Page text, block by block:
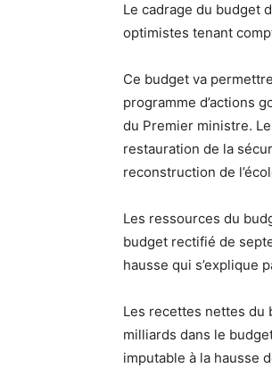
Le cadrage du budget
optimistes tenant
Ce budget va
programme d’actions
du Premier ministre.
restauration de la
reconstruction de
Les ressources du
budget rectifié de
hausse qui s’explique
Les recettes nettes du
milliards dans le
imputable à la hausse